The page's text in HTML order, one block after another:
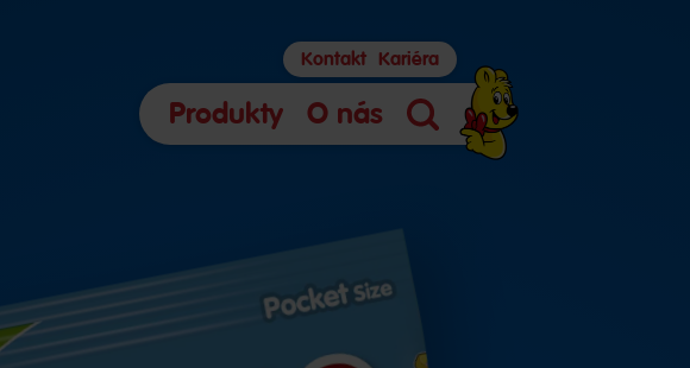
Produkty O nás
Hľadanie
Kontakt Kariéra